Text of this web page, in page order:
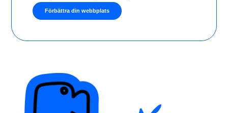
Förbättra din webbplats